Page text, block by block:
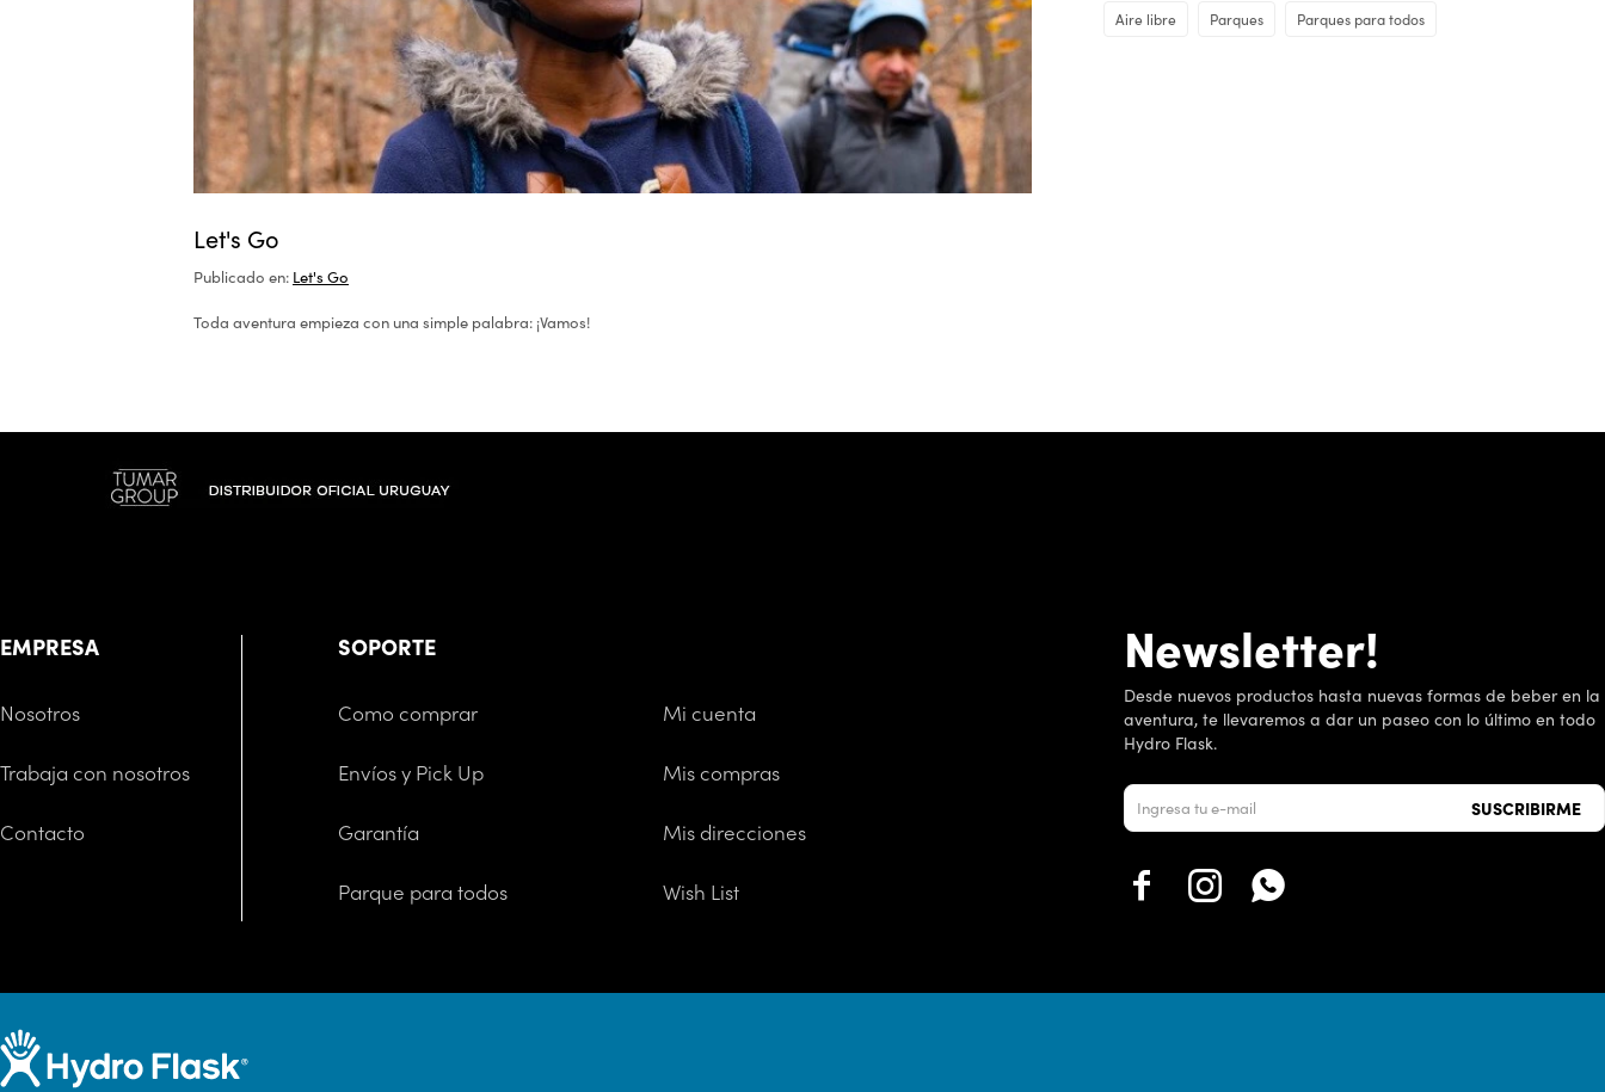
Let's Go
Publicado en: Let's Go
Toda aventura empieza con una simple palabra: ¡Vamos!
Aire libre Parques Parques para todos
EMPRESA
Nosotros
Trabaja con nosotros
Contacto
SOPORTE
Como comprar
Envíos y Pick Up
Garantía
Parque para todos
Mi cuenta
Mis compras
Mis direcciones
Wish List
Newsletter!
Desde nuevos productos hasta nuevas formas de beber en la
aventura, te llevaremos a dar un paseo con lo último en todo
Hydro Flask.
SUSCRIBIRME
  